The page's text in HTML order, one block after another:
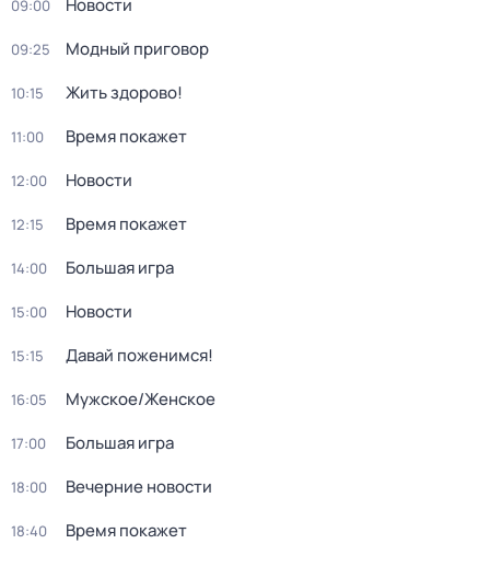
09:00 Новости
09:25 Модный приговор
10:15 Жить здорово!
11:00 Время покажет
12:00 Новости
12:15 Время покажет
14:00 Большая игра
15:00 Новости
15:15 Давай поженимся!
16:05 Мужское/Женское
17:00 Большая игра
18:00 Вечерние новости
18:40 Время покажет